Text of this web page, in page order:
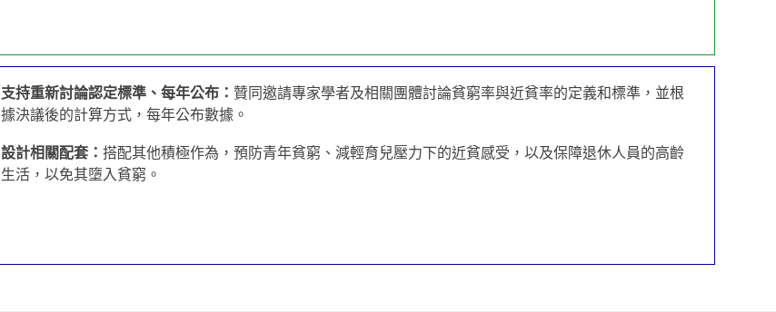
支持重新討論認定標準、每年公布： 贊同邀請專家學者及相關團體討論貧窮率與近貧率的定義和標準，並根
據決議後的計算方式，每年公布數據。
設計相關配套：搭配其他積極作為，預防青年貧窮、減輕育兒壓力下的近貧感受，以及保障退休人員的高齡
生活，以免其墮入貧窮。